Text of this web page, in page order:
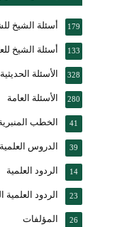
أسئلة الشيخ 179
أسئلة الشيخ 133
الأسئلة الحديثية 328
الأسئلة العامة 280
الخطب 41
الدروس العلمية 39
الردود العلمية 14
الردود العلمية 23
المؤلفات 26